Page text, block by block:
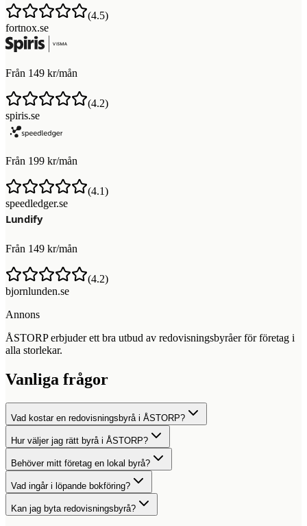
(4.5)
fortnox.se
Från 149 kr/mån
(4.2)
spiris.se
Från 199 kr/mån
(4.1)
speedledger.se
Från 149 kr/mån
(4.2)
bjornlunden.se
Annons
ÅSTORP erbjuder ett bra utbud av redovisningsbyråer för företag i
alla storlekar.
Vanliga frågor
Vad kostar en redovisningsbyrå i ÅSTORP?
Hur väljer jag rätt byrå i ÅSTORP?
Behöver mitt företag en lokal byrå?
Vad ingår i löpande bokföring?
Kan jag byta redovisningsbyrå?